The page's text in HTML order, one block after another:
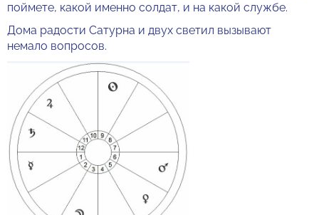
поймете, какой именно солдат, и на какой службе.
Дома радости Сатурна и двух светил вызывают
немало вопросов.